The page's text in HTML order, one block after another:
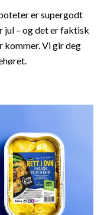
er supergodt
jul – og det er faktisk
kommer. Vi gir deg